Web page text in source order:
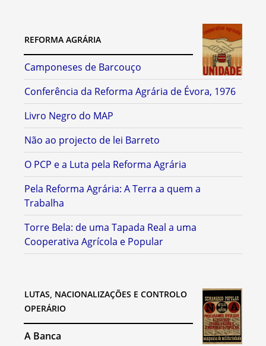
REFORMA AGRÁRIA
Camponeses de Barcouço
Conferência da Reforma Agrária de Évora, 1976
Livro Negro do MAP
Não ao projecto de lei Barreto
O PCP e a Luta pela Reforma Agrária
Pela Reforma Agrária: A Terra a quem a
Trabalha
Torre Bela: de uma Tapada Real a uma
Cooperativa Agrícola e Popular
LUTAS, NACIONALIZAÇÕES E CONTROLO
OPERÁRIO
A Banca